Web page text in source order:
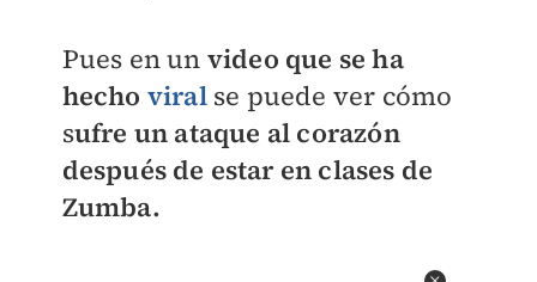
Pues en un video que se ha
hecho viral se puede ver cómo
sufre un ataque al corazón
después de estar en clases de
Zumba.